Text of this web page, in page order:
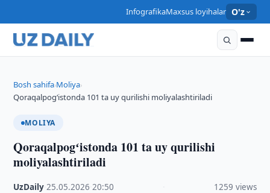
InfografikaMaxsus loyihalar O'z
Bosh sahifa›Moliya›
Qoraqalpogʻistonda 101 ta uy qurilishi moliyalashtiriladi
MOLIYA
Qoraqalpogʻistonda 101 ta uy qurilishi
moliyalashtiriladi
UzDaily ·25.05.2026 ·20:50 1259 views